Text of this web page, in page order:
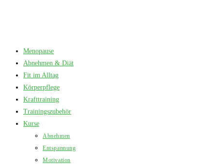
Menopause
Abnehmen & Diät
Fit im Alltag
Körperpflege
Krafttraining
Trainingszubehör
Kurse
Abnehmen
Entspannung
Motivation